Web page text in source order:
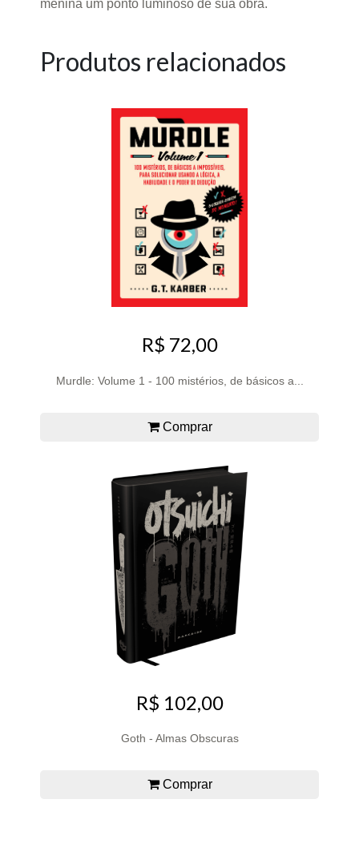
menina um ponto luminoso de sua obra.
Produtos relacionados
R$ 72,00
Murdle: Volume 1 - 100 mistérios, de básicos a...
Comprar
R$ 102,00
Goth - Almas Obscuras
Comprar